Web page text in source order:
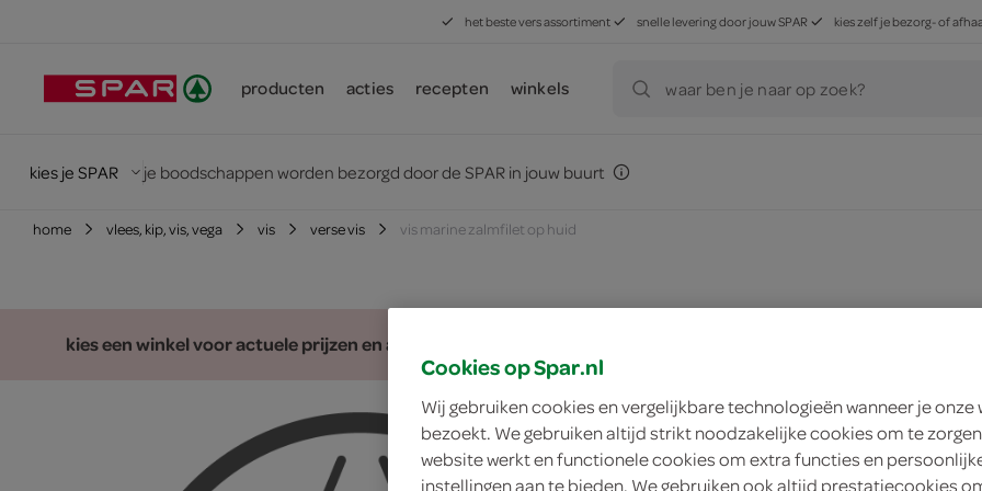
het beste vers assortiment snelle levering door jouw SPAR kies zelf je bezorg- of
producten acties recepten winkels waar ben je naar op zoek?
kies je SPAR je boodschappen worden bezorgd door de SPAR in jouw buurt
home vlees, kip, vis, vega vis verse vis vis marine zalmfilet op huid
kies een winkel voor actuele prijzen en assortiment
Vis Marine
Cookies op Spar.nl
Wij gebruiken cookies en vergelijkbare technologieën wanneer je onze
bezoekt. We gebruiken altijd strikt noodzakelijke cookies om te
website werkt en functionele cookies om extra functies en
instellingen aan te bieden. We gebruiken ook altijd prestatiecookies